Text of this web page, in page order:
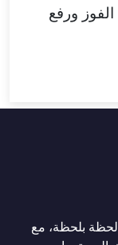
ورفع
بلحظة، مع